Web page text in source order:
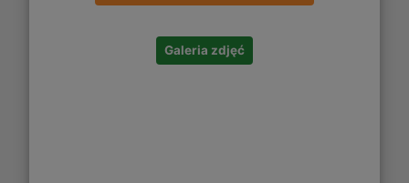
Galeria zdjęć